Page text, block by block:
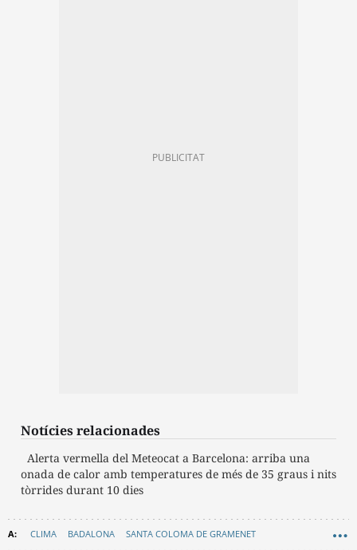
Notícies relacionades
Alerta vermella del Meteocat a Barcelona: arriba una
onada de calor amb temperatures de més de 35 graus i nits
tòrrides durant 10 dies
CLIMA BADALONA SANTA COLOMA DE GRAMENET